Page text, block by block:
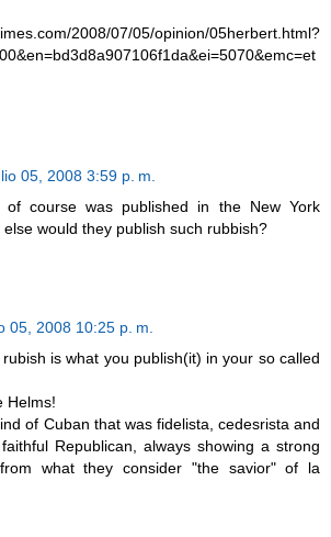
2008/07/05/opinion/05herbert.html?
05, 2008 3:59 p. m.
course was published in the New York
would they publish such rubbish?
05, 2008 10:25 p. m.
is what you publish(it) in your so called
Helms!
of Cuban that was fidelista, cedesrista and
Republican, always showing a strong
what they consider "the savior" of la